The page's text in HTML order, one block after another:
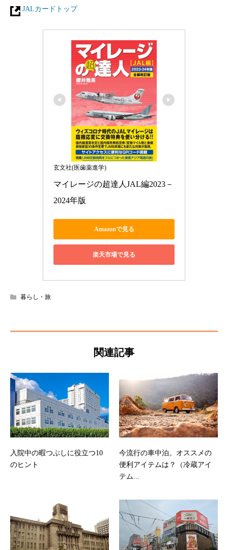
JALカードトップ
玄文社(医歯薬進学)
マイレージの超達人JAL編2023－
2024年版
Amazonで見る
楽天市場で見る
暮らし・旅
関連記事
入院中の暇つぶしに役立つ10
のヒント
今流行の車中泊。オススメの
便利アイテムは？（冷蔵アイ
テム...